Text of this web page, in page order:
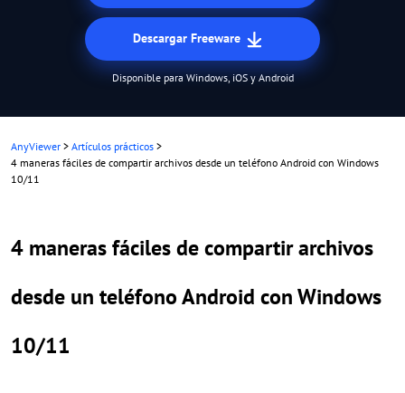
Descargar Freeware
Disponible para Windows, iOS y Android
AnyViewer > Artículos prácticos >
4 maneras fáciles de compartir archivos desde un teléfono Android con Windows
10/11
4 maneras fáciles de compartir archivos
desde un teléfono Android con Windows
10/11